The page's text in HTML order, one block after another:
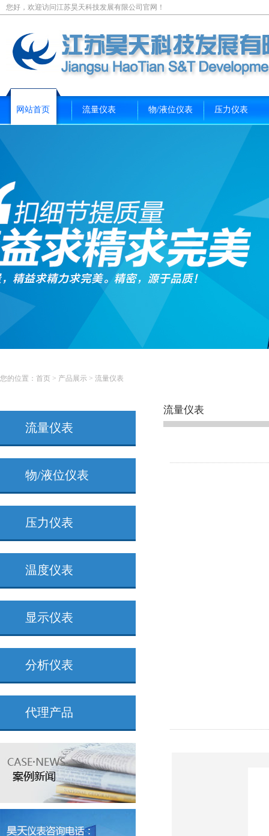
您好，欢迎访问江苏昊天科技发展有限公司官网！
网站首页 流量仪表 物/液位仪表 压力仪表
您的位置： 首页 > 产品展示 > 流量仪表
流量仪表
物/液位仪表
压力仪表
温度仪表
显示仪表
分析仪表
代理产品
流量仪表